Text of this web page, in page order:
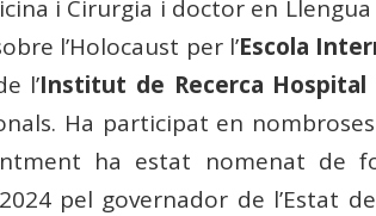
i Cirurgia i doctor en
l’Holocaust per l’Escola
l’Institut de Recerca Hospital
Ha participat en
ha estat nomenat de
pel governador de l’Estat